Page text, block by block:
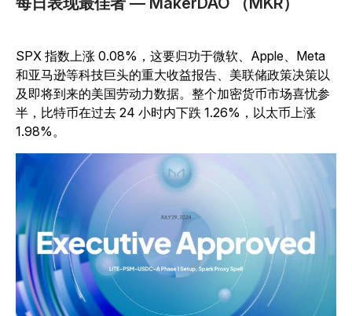
SPX 指数上涨 0.08%，这要归功于微软、Apple、Meta
和亚马逊等科技巨头的重大收益报告、美联储政策决策以
及即将到来的美国劳动力数据。整个加密货币市场喜忧参
半，比特币在过去 24 小时内下跌 1.26%，以太币上涨
1.98%。